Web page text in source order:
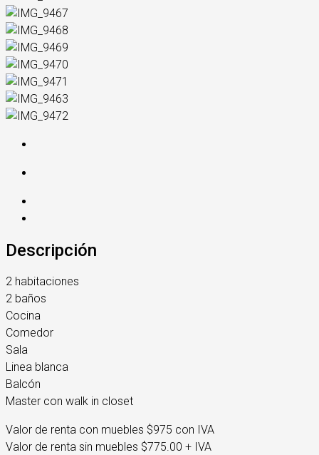
Descripción
2 habitaciones
2 baños
Cocina
Comedor
Sala
Linea blanca
Balcón
Master con walk in closet
Valor de renta con muebles $975 con IVA
Valor de renta sin muebles $775.00 + IVA